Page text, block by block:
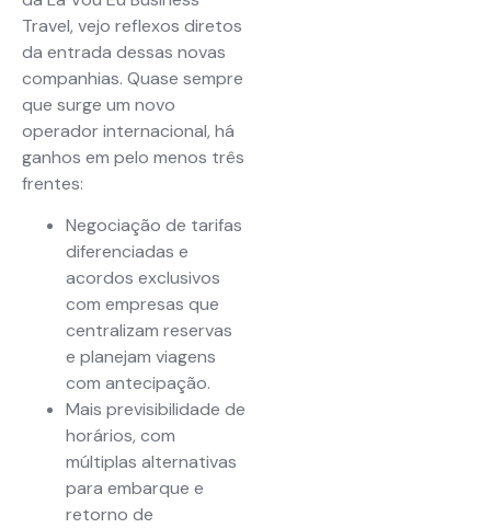
Travel, vejo reflexos diretos
da entrada dessas novas
companhias. Quase sempre
que surge um novo
operador internacional, há
ganhos em pelo menos três
frentes:
Negociação de tarifas
diferenciadas e
acordos exclusivos
com empresas que
centralizam reservas
e planejam viagens
com antecipação.
Mais previsibilidade de
horários, com
múltiplas alternativas
para embarque e
retorno de